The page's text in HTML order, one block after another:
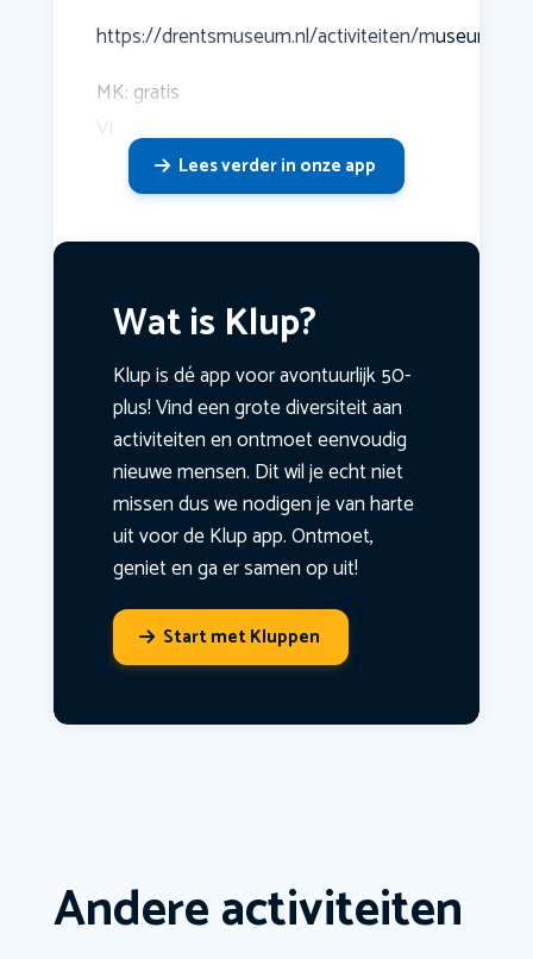
https://drentsmuseum.nl/activiteiten/
MK: gratis
VI
Lees verder in onze app
Wat is Klup?
Klup is dé app voor avontuurlijk 50-
plus! Vind een grote diversiteit aan
activiteiten en ontmoet eenvoudig
nieuwe mensen. Dit wil je echt niet
missen dus we nodigen je van harte
uit voor de Klup app. Ontmoet,
geniet en ga er samen op uit!
Start met Kluppen
Andere activiteiten